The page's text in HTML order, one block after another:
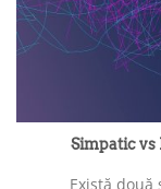
Simpatic vs
Există două